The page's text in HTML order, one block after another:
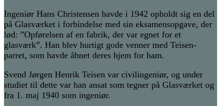
Ingeniør Hans Christensen havde i 1942 opholdt sig en del
på Glasværket i forbindelse med sin eksamensopgave, der
lød: ”Opførelsen af en fabrik, der var egnet for et
glasværk”. Han blev hurtigt gode venner med Teisen-
parret, som havde åbnet deres hjem for ham.
Svend Jørgen Henrik Teisen var civilingeniør, og under
studiet til dette var han ansat som tegner på Glasværket og
fra 1. maj 1940 som ingeniør.